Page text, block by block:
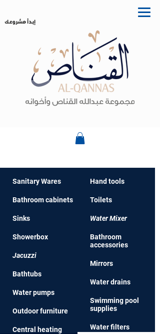
إبدأ مشروعك
Sanitary Wares
Bathroom cabinets
Sinks
Showerbox
Jacuzzi
Bathtubs
Water pumps
Outdoor furniture
Central heating
Hand tools
Toilets
Water Mixer
Bathroom
accessories
Mirrors
Water drains
Swimming pool
supplies
Waterfilters